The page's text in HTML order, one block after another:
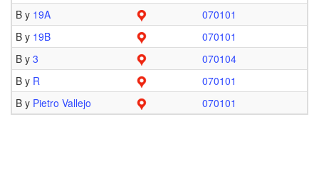
B y 19A
070101
B y 19B
070101
B y 3
070104
B y R
070101
B y Pietro Vallejo 070101